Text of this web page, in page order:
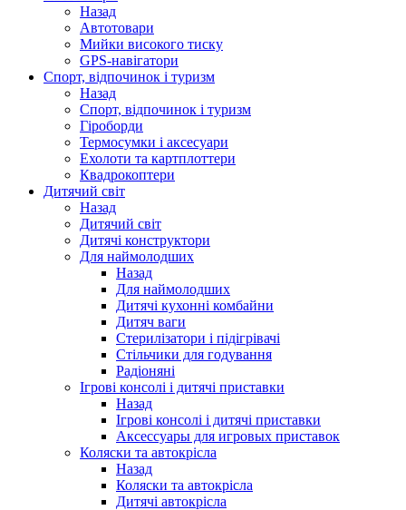
Назад
Автотовари
Мийки високого тиску
GPS-навігатори
Спорт, відпочинок і туризм
Назад
Спорт, відпочинок і туризм
Гіроборди
Термосумки і аксесуари
Ехолоти та картплоттери
Квадрокоптери
Дитячий світ
Назад
Дитячий світ
Дитячі конструктори
Для наймолодших
Назад
Для наймолодших
Дитячі кухонні комбайни
Дитяч ваги
Стерилізатори і підігрівачі
Стільчики для годування
Радіоняні
Ігрові консолі і дитячі приставки
Назад
Ігрові консолі і дитячі приставки
Аксессуары для игровых приставок
Коляски та автокрісла
Назад
Коляски та автокрісла
Дитячі автокрісла